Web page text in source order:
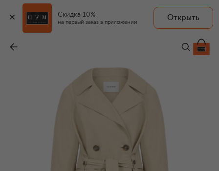
Скидка 10%
на первый заказ в приложении
Открыть
126 000 ₽